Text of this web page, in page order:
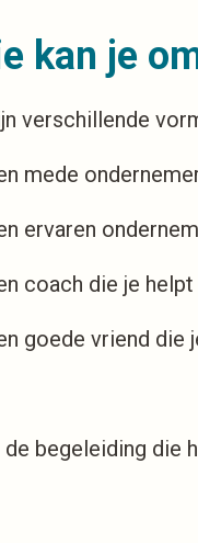
kan je
verschillende
mede
ervaren
coach die je
goede vriend die
de begeleiding die